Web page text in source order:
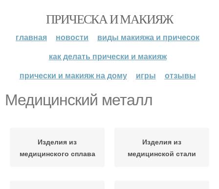
ПРИЧЕСКА И МАКИЯЖ
главная новости
виды макияжа и причесок
как делать прически и макияж
прически и макияж на дому
игры отзывы
Медицинский металл
Изделия из
медицинского сплава
Изделия из
медицинской стали